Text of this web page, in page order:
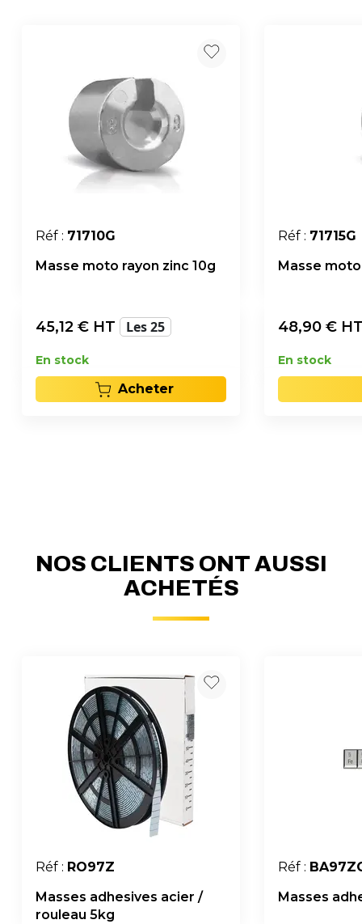
Réf : 71710G
Masse moto rayon zinc 10g
45,12 € HT Les 25
En stock
Acheter
Réf : 71715G
Masse
48,90 €
En stock
NOS CLIENTS ONT AUSSI
ACHETÉS
Réf : RO97Z
Masses adhesives acier /
rouleau 5kg
Réf :
Masses